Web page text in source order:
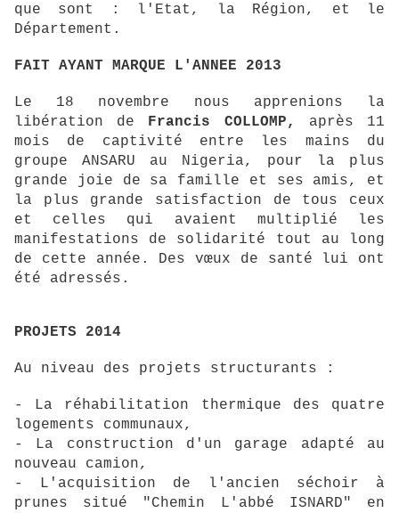
que sont : l'Etat, la Région, et le
Département.
FAIT AYANT MARQUE L'ANNEE 2013
Le 18 novembre nous apprenions la
libération de Francis COLLOMP,
après 11
mois de captivité entre les mains du
groupe ANSARU au Nigeria, pour la plus
grande joie de sa famille et ses amis, et
la plus grande satisfaction de tous ceux
et celles qui avaient multiplié les
manifestations de solidarité tout au long
de cette année. Des vœux de santé lui ont
été adressés.
PROJETS 2014
Au niveau des projets structurants :
- La réhabilitation thermique des quatre
logements communaux,
- La construction d'un garage adapté au
nouveau camion,
- L'acquisition de l'ancien séchoir à
prunes situé "Chemin L'abbé ISNARD" en